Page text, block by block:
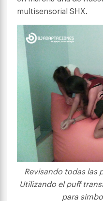
multisensorial SHX.
Revisando todas las
Utilizando el puff
para